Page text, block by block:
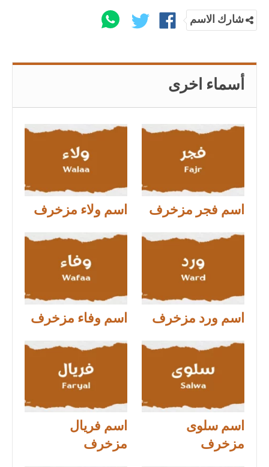
شارك الاسم
أسماء اخرى
اسم فجر مزخرف اسم ولاء مزخرف
اسم ورد مزخرف اسم وفاء مزخرف
اسم سلوى
مزخرف
اسم فريال
مزخرف